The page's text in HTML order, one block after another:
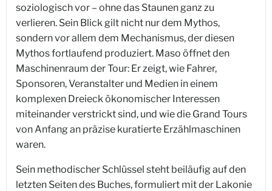
soziologisch vor – ohne das Staunen ganz zu
verlieren. Sein Blick gilt nicht nur dem Mythos,
sondern vor allem dem Mechanismus, der diesen
Mythos fortlaufend produziert. Maso öffnet den
Maschinenraum der Tour: Er zeigt, wie Fahrer,
Sponsoren, Veranstalter und Medien in einem
komplexen Dreieck ökonomischer Interessen
miteinander verstrickt sind, und wie die Grand Tours
von Anfang an präzise kuratierte Erzählmaschinen
waren.
Sein methodischer Schlüssel steht beiläufig auf den
letzten Seiten des Buches, formuliert mit der Lakonie